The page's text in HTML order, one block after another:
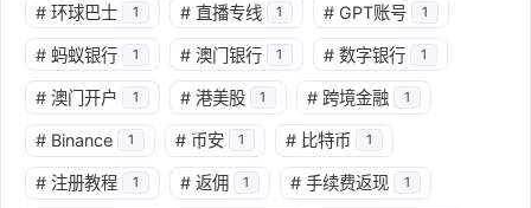
# 环球巴士 1 # 直播专线 1 # GPT账号 1
# 蚂蚁银行 1 # 澳门银行 1 # 数字银行 1
# 澳门开户 1 # 港美股 1 # 跨境金融 1
# Binance 1 # 币安 1 # 比特币 1
# 注册教程 1 # 返佣 1 # 手续费返现 1